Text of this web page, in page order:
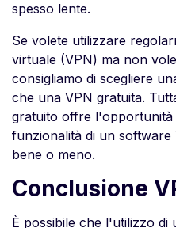
spesso lente.
Se volete utilizzare
virtuale (VPN) ma non
consigliamo di scegliere
che una VPN gratuita.
gratuito offre l'opportunità
funzionalità di un
bene o meno.
Conclusione
È possibile che l'utilizzo di